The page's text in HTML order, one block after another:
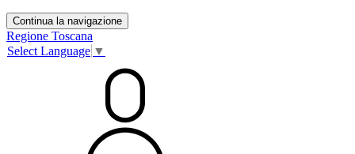
Continua la navigazione
Regione Toscana
Select Language ▼